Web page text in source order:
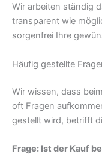
Wir arbeiten ständig
transparent wie
sorgenfrei Ihre
Häufig gestellte
Wir wissen, dass
oft Fragen
gestellt wird, betrifft
Frage: Ist der Kauf